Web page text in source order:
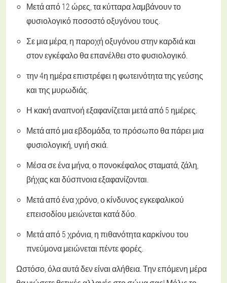
Μετά από 12 ώρες, τα κύτταρα λαμβάνουν το
φυσιολογικό ποσοστό οξυγόνου τους.
Σε μια μέρα, η παροχή οξυγόνου στην καρδιά και
στον εγκέφαλο θα επανέλθει στο φυσιολογικό.
την 4η ημέρα επιστρέφει η φωτεινότητα της γεύσης
και της μυρωδιάς.
Η κακή αναπνοή εξαφανίζεται μετά από 5 ημέρες.
Μετά από μια εβδομάδα, το πρόσωπο θα πάρει μια
φυσιολογική, υγιή σκιά.
Μέσα σε ένα μήνα, ο πονοκέφαλος σταματά, ζάλη,
βήχας και δύσπνοια εξαφανίζονται.
Μετά από ένα χρόνο, ο κίνδυνος εγκεφαλικού
επεισοδίου μειώνεται κατά δύο.
Μετά από 5 χρόνια, η πιθανότητα καρκίνου του
πνεύμονα μειώνεται πέντε φορές.
Ωστόσο, όλα αυτά δεν είναι αλήθεια. Την επόμενη μέρα